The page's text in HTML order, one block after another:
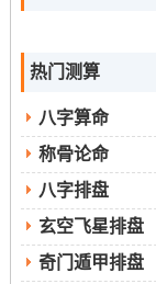
池、放水、扫舍 |
2025年9月17日 |
嗣、开光、出行
2025年9月23日
服、启钻、移柩
2025年9月25日
扫舍、安葬、馀
热门测算
八字算命
称骨论命
八字排盘
玄空飞星排盘
奇门遁甲排盘